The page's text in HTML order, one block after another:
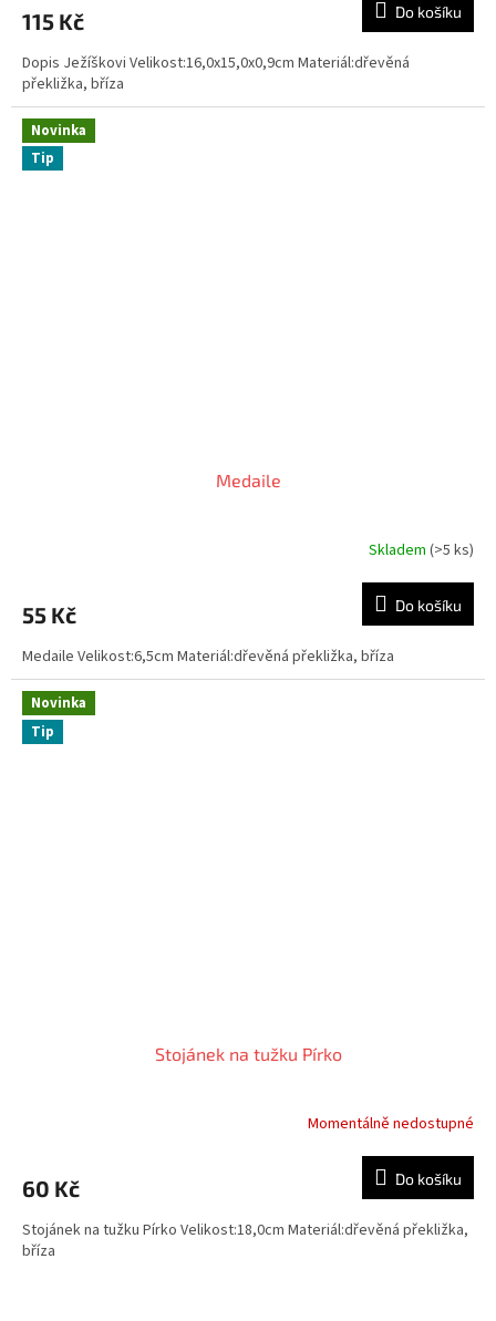
je
z
5
hvězdiček.
115 Kč Do košíku
Dopis Ježíškovi Velikost:16,0x15,0x0,9cm Materiál:dřevěná
překližka, bříza
Novinka
Tip
Medaile
Skladem (>5 ks)
55 Kč Do košíku
Medaile Velikost:6,5cm Materiál:dřevěná překližka, bříza
Novinka
Tip
Stojánek na tužku Pírko
je
z
5
Momentálně nedostupné
60 Kč Do košíku
Stojánek na tužku Pírko Velikost:18,0cm Materiál:dřevěná překližka,
bříza